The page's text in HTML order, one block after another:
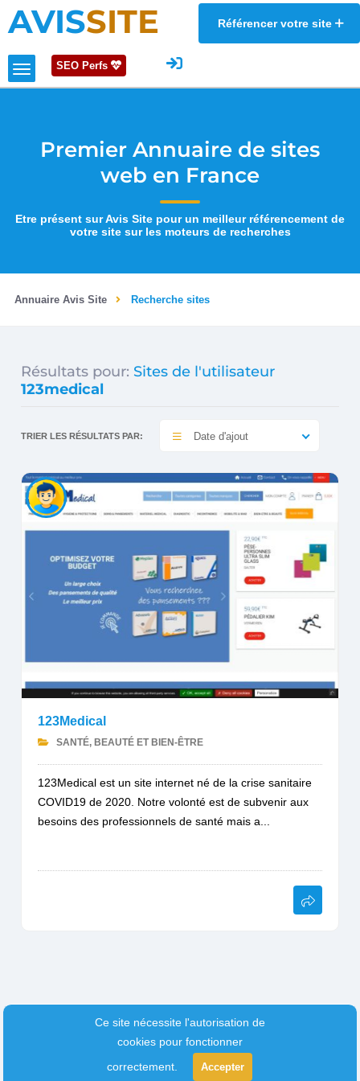
AVISSITE Référencer votre site
SEO Perfs
Premier Annuaire de sites
web en France
Etre présent sur Avis Site pour un meilleur référencement de
votre site sur les moteurs de recherches
Annuaire Avis Site Recherche sites
Résultats pour: Sites de l'utilisateur
123medical
TRIER LES RÉSULTATS PAR: Date d'ajout
123Medical
SANTÉ, BEAUTÉ ET BIEN-ÊTRE
123Medical est un site internet né de la crise sanitaire
COVID19 de 2020. Notre volonté est de subvenir aux
besoins des professionnels de santé mais a...
Ce site nécessite l'autorisation de
cookies pour fonctionner
correctement.
Accepter